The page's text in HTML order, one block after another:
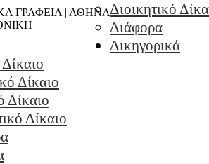
ΓΡΑΦΕΙΑ | ΑΘΗΝΑΔιοικητικό
Διάφορα
Δικηγορικά
Δίκαιο
Δίκαιο
Δίκαιο